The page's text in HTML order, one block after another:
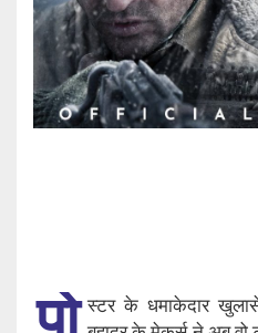
स्टर के धमाकेदार